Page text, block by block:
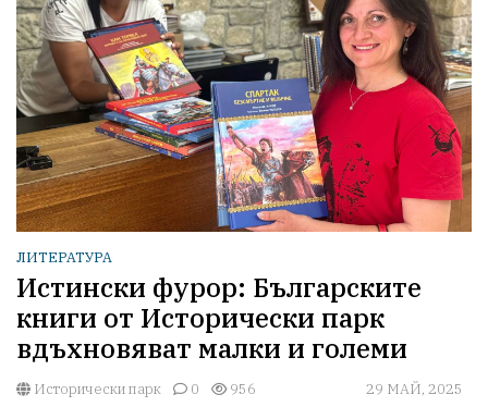
ЛИТЕРАТУРА
Истински фурор: Българските
книги от Исторически парк
вдъхновяват малки и големи
Исторически парк 0 956 29 МАЙ, 2025